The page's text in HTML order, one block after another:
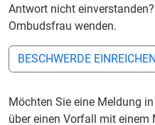
Antwort nicht
Ombudsfrau wenden.
BESCHWERDE EINREICHEN
Möchten Sie eine Meldung
über einen Vorfall mit einem